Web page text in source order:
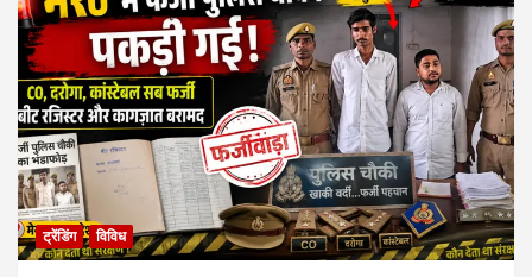
ट्रेंडिंग विविध